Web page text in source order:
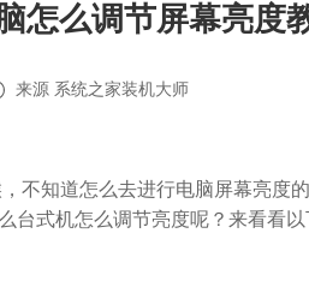
怎么调节屏幕亮度
来源 系统之家装机大师
知道怎么去进行电脑屏幕亮度的
台式机怎么调节亮度呢？来看看